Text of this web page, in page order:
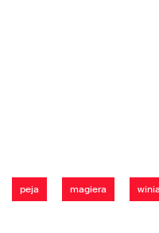
peja magiera